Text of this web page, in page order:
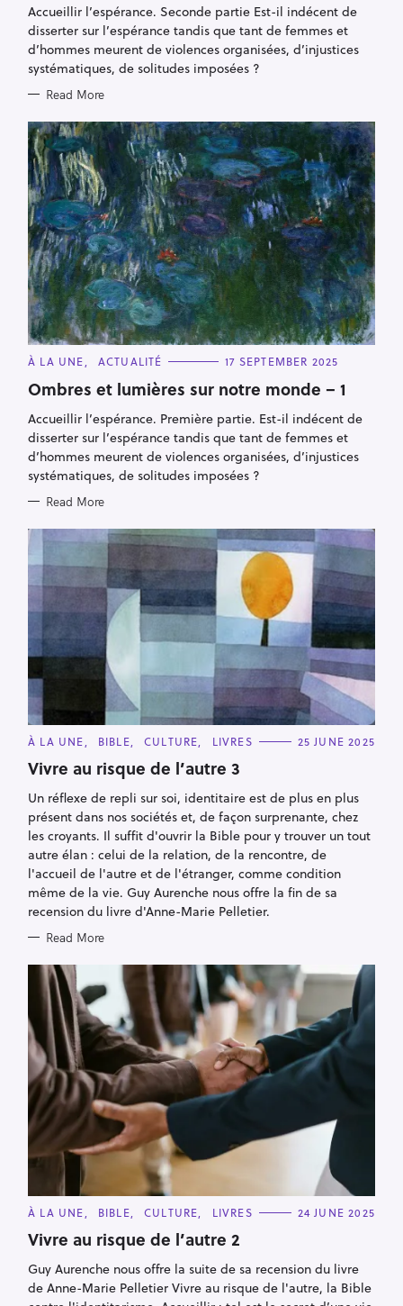
O
R
I
E
S
Accueillir l’espérance. Seconde partie Est-il indécent de
disserter sur l’espérance tandis que tant de femmes et
d’hommes meurent de violences organisées, d’injustices
systématiques, de solitudes imposées ?
Read More
C
T
E
O
R
I
E
S
À LA UNE ACTUALITÉ 17 SEPTEMBER 2025
Ombres et lumières sur notre monde – 1
Accueillir l’espérance. Première partie. Est-il indécent de
disserter sur l’espérance tandis que tant de femmes et
d’hommes meurent de violences organisées, d’injustices
systématiques, de solitudes imposées ?
Read More
C
T
E
O
I
E
S
À LA UNE BIBLE CULTURE LIVRES 25 JUNE 2025
Vivre au risque de l’autre 3
Un réflexe de repli sur soi, identitaire est de plus en plus
présent dans nos sociétés et, de façon surprenante, chez
les croyants. Il suffit d'ouvrir la Bible pour y trouver un tout
autre élan : celui de la relation, de la rencontre, de
l'accueil de l'autre et de l'étranger, comme condition
même de la vie. Guy Aurenche nous offre la fin de sa
recension du livre d'Anne-Marie Pelletier.
Read More
C
T
E
O
R
I
À LA UNE BIBLE CULTURE LIVRES 24 JUNE 2025
Vivre au risque de l’autre 2
Guy Aurenche nous offre la suite de sa recension du livre
de Anne-Marie Pelletier Vivre au risque de l'autre, la Bible
a
r
h
f
r
: